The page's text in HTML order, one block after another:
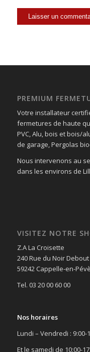
PREMIUM
Votre installateur
fermetures de haute
PVC, Alu, bois et bois/
de garage, Pergolas
Nous intervenons au
dans les environs de
VISITEZ NOTRE
Z.A La Croisette
240 Rue du Noir Debout
59242 Cappelle-en-
Tel. 03 20 00 60 00
Nos horaires
Lundi – Vendredi : 9:00-
Et le samedi de 10:00-